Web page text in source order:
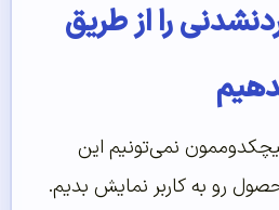
را از طریق
نمی‌تونیم این
رو به کاربر نمایش بدیم.